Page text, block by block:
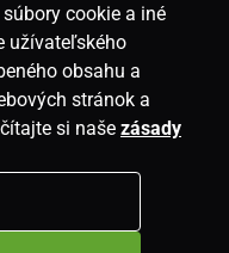
cookie a iné
užívateľského
obsahu a
stránok a
si naše zásady